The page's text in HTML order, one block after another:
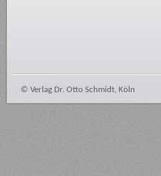
© Verlag Dr. Otto Schmidt, Köln